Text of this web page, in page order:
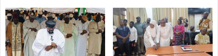
q
u
ê
t
e
m
e
p